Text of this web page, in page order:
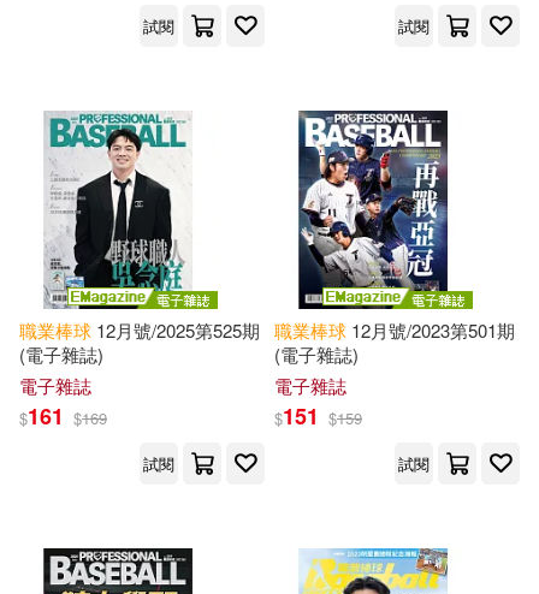
試閱
試閱
職業棒球 12月號/2025第525期
(電子雜誌)
電子雜誌
$161 $169
試閱
職業棒球 12月號/2023第501期
(電子雜誌)
電子雜誌
$151 $159
試閱